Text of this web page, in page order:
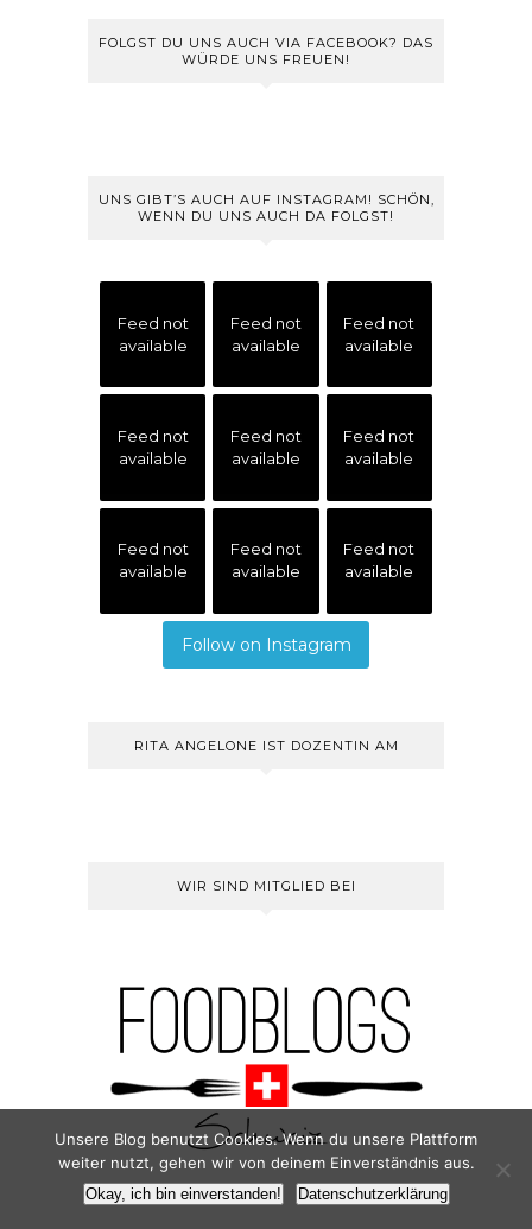
FOLGST DU UNS AUCH VIA FACEBOOK? DAS
WÜRDE UNS FREUEN!
UNS GIBT’S AUCH AUF INSTAGRAM! SCHÖN,
WENN DU UNS AUCH DA FOLGST!
Feed not
available
Feed not
available
Feed not
available
Feed not
available
Feed not
available
Feed not
available
Feed not
available
Feed not
available
Feed not
available
Follow on Instagram
RITA ANGELONE IST DOZENTIN AM
WIR SIND MITGLIED BEI
Unsere Blog benutzt Cookies. Wenn du unsere Plattform
weiter nutzt, gehen wir von deinem Einverständnis aus.
Okay, ich bin einverstanden! Datenschutzerklärung